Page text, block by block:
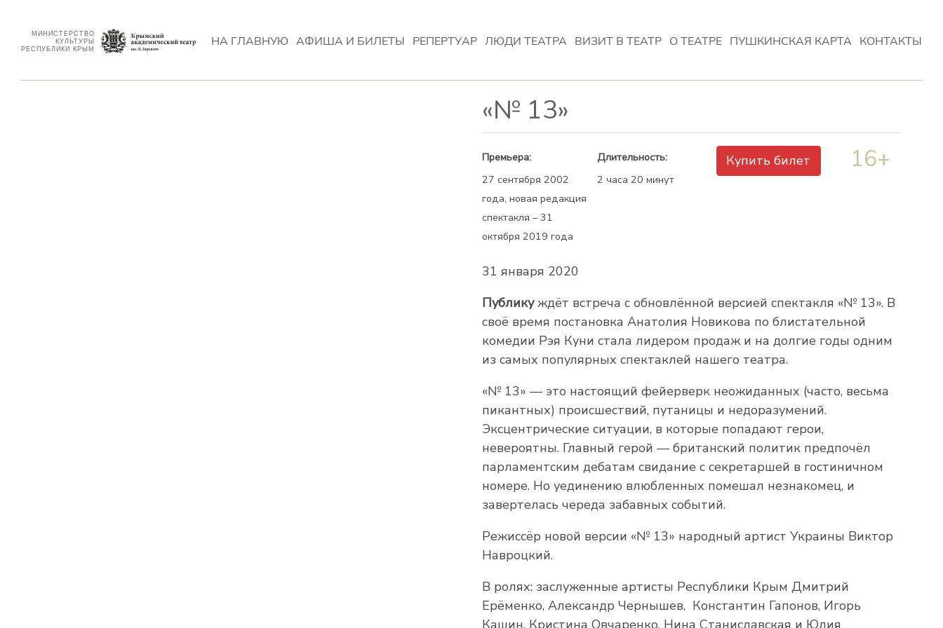
МИНИСТЕРСТВО
КУЛЬТУРЫ
РЕСПУБЛИКИ КРЫМ
НА ГЛАВНУЮ АФИША И БИЛЕТЫ РЕПЕРТУАР ЛЮДИ ТЕАТРА ВИЗИТ В ТЕАТР О ТЕАТРЕ ПУШКИНСКАЯ КАРТА КОНТАКТЫ
«№ 13»
Премьера:
27 сентября 2002
года, новая редакция
спектакля – 31
октября 2019 года
Длительность:
2 часа 20 минут
Купить билет 16+
31 января 2020
Публикуждёт встреча с обновлённой версией спектакля «№ 13». В
своё время постановка Анатолия Новикова по блистательной
комедии Рэя Куни стала лидером продаж и на долгие годы одним
из самых популярных спектаклей нашего театра.
«№ 13» — это настоящий фейерверк неожиданных (часто, весьма
пикантных) происшествий, путаницы и недоразумений.
Эксцентрические ситуации, в которые попадают герои,
невероятны. Главный герой — британский политик предпочёл
парламентским дебатам свидание с секретаршей в гостиничном
номере. Но уединению влюбленных помешал незнакомец, и
завертелась череда забавных событий.
Режиссёр новой версии «№ 13» народный артист Украины Виктор
Навроцкий.
В ролях: заслуженные артисты Республики Крым Дмитрий
Ерёменко, Александр Чернышев, Константин Гапонов, Игорь